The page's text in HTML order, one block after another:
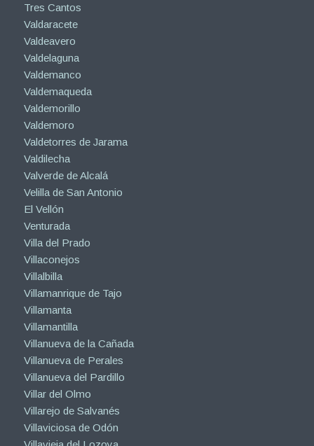
Tres Cantos
Valdaracete
Valdeavero
Valdelaguna
Valdemanco
Valdemaqueda
Valdemorillo
Valdemoro
Valdetorres de Jarama
Valdilecha
Valverde de Alcalá
Velilla de San Antonio
El Vellón
Venturada
Villa del Prado
Villaconejos
Villalbilla
Villamanrique de Tajo
Villamanta
Villamantilla
Villanueva de la Cañada
Villanueva de Perales
Villanueva del Pardillo
Villar del Olmo
Villarejo de Salvanés
Villaviciosa de Odón